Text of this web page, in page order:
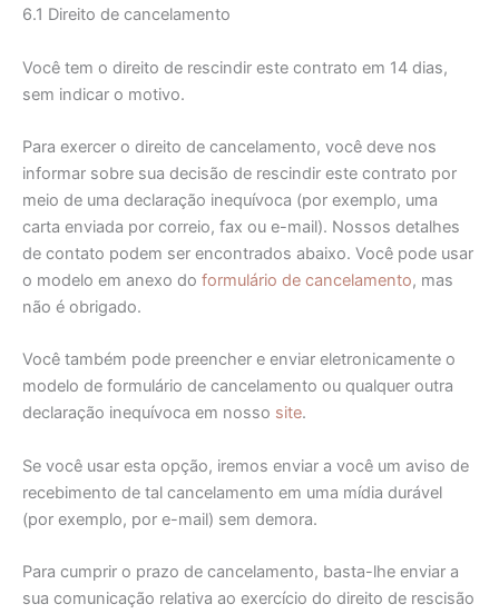
6.1 Direito de cancelamento
Você tem o direito de rescindir este contrato em 14 dias,
sem indicar o motivo.
Para exercer o direito de cancelamento, você deve nos
informar sobre sua decisão de rescindir este contrato por
meio de uma declaração inequívoca (por exemplo, uma
carta enviada por correio, fax ou e-mail). Nossos detalhes
de contato podem ser encontrados abaixo. Você pode usar
o modelo em anexo do formulário de cancelamento, mas
não é obrigado.
Você também pode preencher e enviar eletronicamente o
modelo de formulário de cancelamento ou qualquer outra
declaração inequívoca em nosso site.
Se você usar esta opção, iremos enviar a você um aviso de
recebimento de tal cancelamento em uma mídia durável
(por exemplo, por e-mail) sem demora.
Para cumprir o prazo de cancelamento, basta-lhe enviar a
sua comunicação relativa ao exercício do direito de rescisão